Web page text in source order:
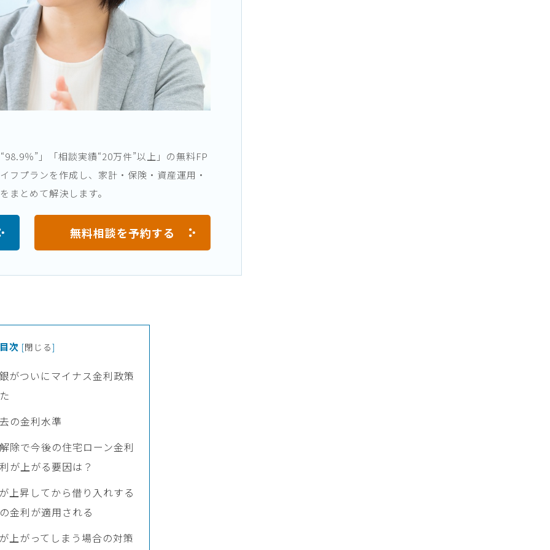
％”」「相談実績“20万件”以上」の無料FP
フプランを作成し、家計・保険・資産運用・
まとめて解決します。
無料相談を予約する
次 [閉じる]
がついにマイナス金利政策
の金利水準
除で今後の住宅ローン金利
が上がる要因は？
上昇してから借り入れする
金利が適用される
上がってしまう場合の対策